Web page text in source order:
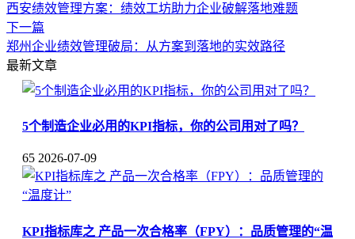
西安绩效管理方案：绩效工坊助力企业破解落地难题
下一篇
郑州企业绩效管理破局：从方案到落地的实效路径
最新文章
5个制造企业必用的KPI指标，你的公司用对了吗？
65 2026-07-09
KPI指标库之 产品一次合格率（FPY）：品质管理的“温